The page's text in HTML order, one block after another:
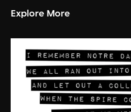
Explore More